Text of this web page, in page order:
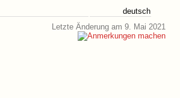
deutsch
Letzte Änderung am 9. Mai 2021